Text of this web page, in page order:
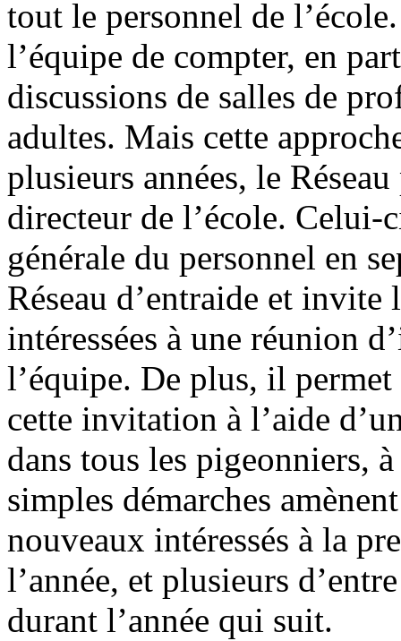
tout le personnel de
l’équipe de compter, en
discussions de salles de
adultes. Mais cette
plusieurs années, le
directeur de l’école. Celui-
générale du personnel en
Réseau d’entraide et invite
intéressées à une réunion
l’équipe. De plus, il
cette invitation à l’aide
dans tous les pigeonniers,
simples démarches
nouveaux intéressés à la
l’année, et plusieurs
durant l’année qui suit.